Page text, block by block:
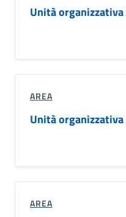
Unità
AREA
Unità
AREA